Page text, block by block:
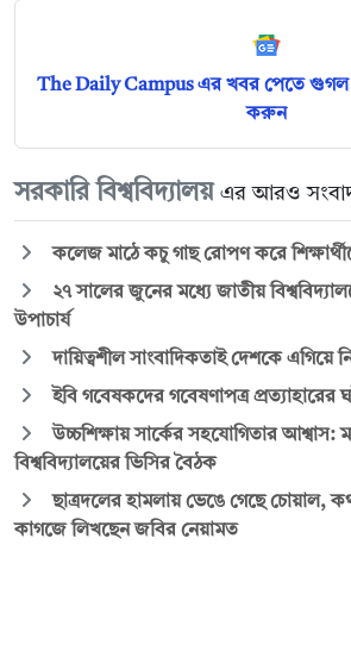
The Daily Campus এর খবর পেতে গুগল
করুন
সরকারি বিশ্ববিদ্যালয় এর আরও
কলেজ মাঠে কচু গাছ রোপণ করে
২৭ সালের জুনের মধ্যে জাতীয়
উপাচার্য
দায়িত্বশীল সাংবাদিকতাই দেশকে এগিয়ে
ইবি গবেষকদের গবেষণাপত্র প্রত্যাহারের
উচ্চশিক্ষায় সার্কের সহযোগিতার আশ্বাস:
বিশ্ববিদ্যালয়ের ভিসির বৈঠক
ছাত্রদলের হামলায় ভেঙে গেছে চোয়াল,
কাগজে লিখছেন জবির নেয়ামত